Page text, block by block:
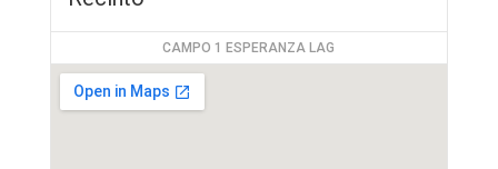
CAMPO 1 ESPERANZA LAG